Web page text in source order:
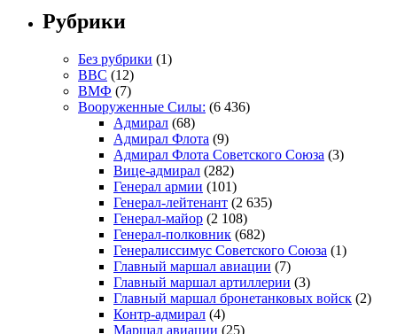
Рубрики
Без рубрики (1)
ВВС (12)
ВМФ (7)
Вооруженные Силы: (6 436)
Адмирал (68)
Адмирал Флота (9)
Адмирал Флота Советского Союза (3)
Вице-адмирал (282)
Генерал армии (101)
Генерал-лейтенант (2 635)
Генерал-майор (2 108)
Генерал-полковник (682)
Генералиссимус Советского Союза (1)
Главный маршал авиации (7)
Главный маршал артиллерии (3)
Главный маршал бронетанковых войск (2)
Контр-адмирал (4)
Маршал авиации (25)